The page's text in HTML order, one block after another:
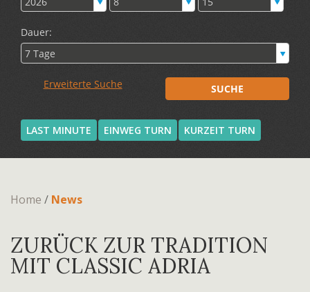
LAST MINUTE EINWEG TURN KURZEIT TURN
Home / News
ZURÜCK ZUR TRADITION
MIT CLASSIC ADRIA